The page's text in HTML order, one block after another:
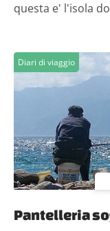
questa e' l'isola
Diari di viaggio
Pantelleria